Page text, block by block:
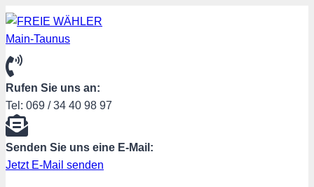
Zum
Rufen Sie uns an:
Tel: 069 / 34 40 98 97
Senden Sie uns eine E-Mail:
Jetzt E-Mail senden